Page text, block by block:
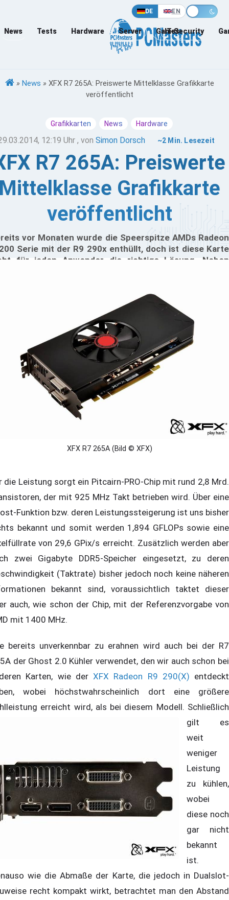
DE EN
News Tests Hardware Server Games
IT-Security
» News » XFX R7 265A: Preiswerte Mittelklasse Grafikkarte
veröffentlicht
Grafikkarten News Hardware
12:19 Uhr , von Simon Dorsch ~2 Min. Lesezeit
R7 265A: Preiswerte
Grafikkarte
veröffentlicht
vor Monaten wurde die Speerspitze AMDs Radeon
Serie mit der R9 290x enthüllt, doch ist diese Karte
für jeden Anwender die richtige Lösung. Neben
265A als preiswerte Karte, die auch noch zum Gaming
sei, dabei aber sehr leise und kühl arbeite. Für 130
ein mehr als verlockender Gedanke, wie sich die Karte
Realität schlägt, bleibt abzuwarten.
XFX R7 265A (Bild © XFX)
die Leistung sorgt ein Pitcairn-PRO-Chip mit rund 2,8 Mrd.
der mit 925 MHz Takt betrieben wird. Über eine
Funktion bzw. deren Leistungssteigerung ist uns bisher
bekannt und somit werden 1,894 GFLOPs sowie eine
von 29,6 GPix/s erreicht. Zusätzlich werden aber
zwei Gigabyte DDR5-Speicher eingesetzt, zu deren
(Taktrate) bisher jedoch noch keine näheren
bekannt sind, voraussichtlich taktet dieser
auch, wie schon der Chip, mit der Referenzvorgabe von
mit 1400 MHz.
bereits unverkennbar zu erahnen wird auch bei der R7
der Ghost 2.0 Kühler verwendet, den wir auch schon bei
Karten, wie der XFX Radeon R9 290(X) entdeckt
wobei höchstwahrscheinlich dort eine größere
erreicht wird, als bei diesem Modell. Schließlich
gilt es
weit
weniger
Leistung
zu kühlen,
wobei
diese noch
gar nicht
bekannt
ist.
wie die Abmaße der Karte, die jedoch in Dualslot-
recht kompakt wirkt, betrachtet man den Abstand